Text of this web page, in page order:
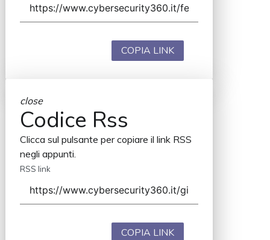
COPIA LINK
close
Codice Rss
Clicca sul pulsante per copiare il link RSS
negli appunti.
RSS link
COPIA LINK